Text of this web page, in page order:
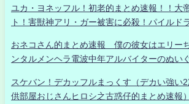
ユカ・ヨネッフル！初老的まとめ速報！！大
ト！害獣神アリ・ガー被害に必殺！パイルド
おネコさん的まとめ速報 僕の彼女はエリー
ンタルメンヘラ電波中年アルバイターのぬい
スケバン！デカッフルまっくす（デカい強い
供部屋おじさんヒロシ之古惑仔的まとめ速報